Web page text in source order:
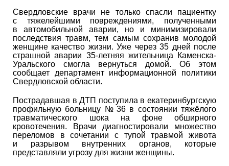
Свердловские врачи не только спасли пациентку
с тяжелейшими повреждениями, полученными
в автомобильной аварии, но и минимизировали
последствия травм, тем самым сохранив молодой
женщине качество жизни. Уже через 35 дней после
страшной аварии 35-летняя жительница Каменска-
Уральского смогла вернуться домой. Об этом
сообщает департамент информационной политики
Свердловской области.
Пострадавшая в ДТП поступила в екатеринбургскую
профильную больницу № 36 в состоянии тяжёлого
травматического шока на фоне обширного
кровотечения. Врачи диагностировали множество
переломов в сочетании с тупой травмой живота
и разрывом внутренних органов, которые
представляли угрозу для жизни женщины.